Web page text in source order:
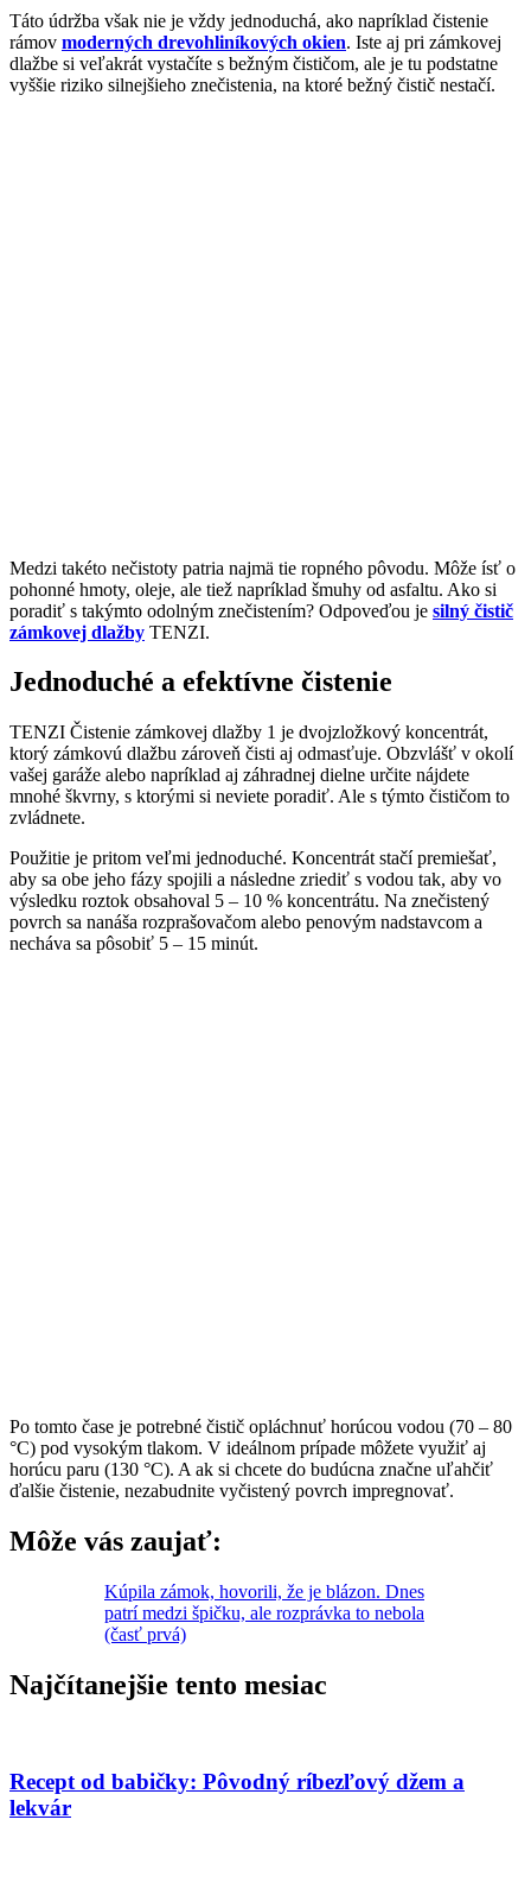
Táto údržba však nie je vždy jednoduchá, ako napríklad čistenie
rámov moderných drevohliníkových okien. Iste aj pri zámkovej
dlažbe si veľakrát vystačíte s bežným čističom, ale je tu podstatne
vyššie riziko silnejšieho znečistenia, na ktoré bežný čistič nestačí.
Medzi takéto nečistoty patria najmä tie ropného pôvodu. Môže ísť o
pohonné hmoty, oleje, ale tiež napríklad šmuhy od asfaltu. Ako si
poradiť s takýmto odolným znečistením? Odpoveďou je silný čistič
zámkovej dlažby TENZI.
Jednoduché a efektívne čistenie
TENZI Čistenie zámkovej dlažby 1 je dvojzložkový koncentrát,
ktorý zámkovú dlažbu zároveň čisti aj odmasťuje. Obzvlášť v okolí
vašej garáže alebo napríklad aj záhradnej dielne určite nájdete
mnohé škvrny, s ktorými si neviete poradiť. Ale s týmto čističom to
zvládnete.
Použitie je pritom veľmi jednoduché. Koncentrát stačí premiešať,
aby sa obe jeho fázy spojili a následne zriediť s vodou tak, aby vo
výsledku roztok obsahoval 5 – 10 % koncentrátu. Na znečistený
povrch sa nanáša rozprašovačom alebo penovým nadstavcom a
necháva sa pôsobiť 5 – 15 minút.
Po tomto čase je potrebné čistič opláchnuť horúcou vodou (70 – 80
°C) pod vysokým tlakom. V ideálnom prípade môžete využiť aj
horúcu paru (130 °C). A ak si chcete do budúcna značne uľahčiť
ďalšie čistenie, nezabudnite vyčistený povrch impregnovať.
Môže vás zaujať:
Kúpila zámok, hovorili, že je blázon. Dnes
patrí medzi špičku, ale rozprávka to nebola
(časť prvá)
Najčítanejšie tento mesiac
Recept od babičky: Pôvodný ríbezľový džem a
lekvár